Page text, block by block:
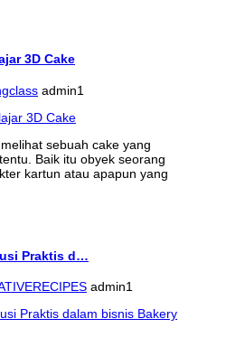
3D Cake
admin1
sebuah cake yang
Baik itu obyek seorang
kartun atau apapun yang
Praktis d…
admin1